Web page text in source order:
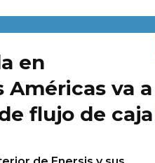
en
Américas va a
flujo de caja